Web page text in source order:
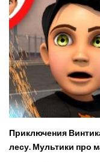
Приключения
лесу. Мультики про